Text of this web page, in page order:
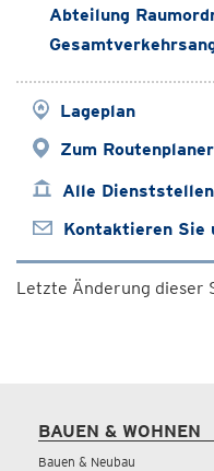
Abteilung
Lageplan
Zum Routenplaner
Alle Dienststellen
Kontaktieren Sie
Letzte Änderung dieser
BAUEN & WOHNEN
Bauen & Neubau